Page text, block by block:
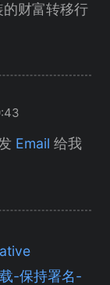
财富转移行
Email 给我
-保持署名-